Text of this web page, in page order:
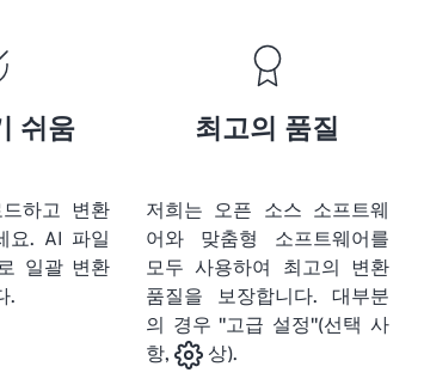
쉬움
하고 변환
요. AI 파일
일괄 변환
.
최고의 품질
저희는 오픈 소스 소프트웨
어와 맞춤형 소프트웨어를
모두 사용하여 최고의 변환
품질을 보장합니다. 대부분
의 경우 "고급 설정"(선택 사
항,
상).